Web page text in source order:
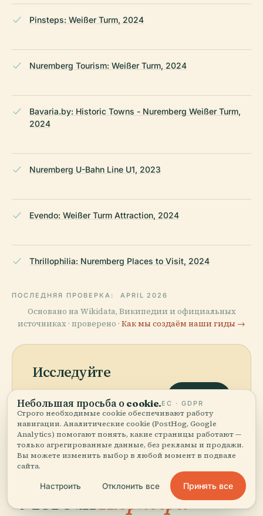
Pinsteps: Weißer Turm, 2024
Nuremberg Tourism: Weißer Turm, 2024
Bavaria.by: Historic Towns - Nuremberg Weißer Turm,
2024
Nuremberg U-Bahn Line U1, 2023
Evendo: Weißer Turm Attraction, 2024
Thrillophilia: Nuremberg Places to Visit, 2024
ПОСЛЕДНЯЯ ПРОВЕРКА: APRIL 2026
Основано на Wikidata, Википедии и официальных
источниках · проверено · Как мы создаём наши гиды →
Исследуйте
окрестности
Посмотрите Белая Башня на
карте и узнайте, что рядом.
More inНюрнберг.
Немецкий
Небольшая просьба о cookie.ЕС · GDPR
Строго необходимые cookie обеспечивают работу
навигации. Аналитические cookie (PostHog, Google
Analytics) помогают понять, какие страницы работают —
только агрегированные данные, без рекламы и продажи.
Вы можете изменить выбор в любой момент в подвале
сайта.
Настроить Отклонить все Принять все